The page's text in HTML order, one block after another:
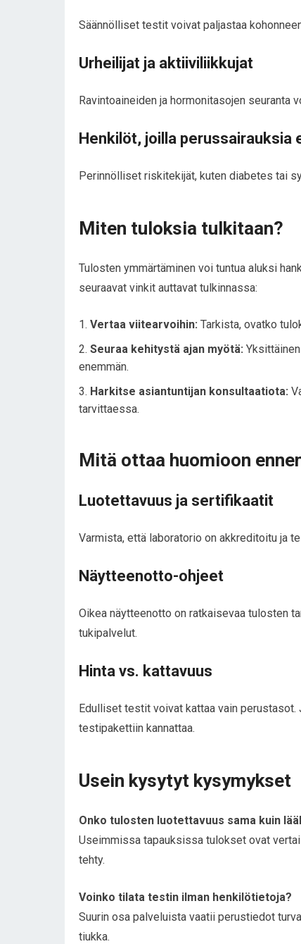
Säännölliset testit voivat paljastaa
Urheilijat ja aktiiviliikkujat
Ravintoaineiden ja hormonitasojen seuranta
Henkilöt, joilla perussairauksia
Perinnölliset riskitekijät, kuten diabetes tai
Miten tuloksia tulkitaan?
Tulosten ymmärtäminen voi tuntua aluksi
seuraavat vinkit auttavat tulkinnassa:
Vertaa viitearvoihin: Tarkista, ovatko
Seuraa kehitystä ajan myötä:
enemmän.
Harkitse asiantuntijan konsultaatiota:
tarvittaessa.
Mitä ottaa huomioon
Luotettavuus ja sertifikaatit
Varmista, että laboratorio on akkreditoitu ja
Näytteenotto-ohjeet
Oikea näytteenotto on ratkaisevaa tulosten
tukipalvelut.
Hinta vs. kattavuus
Edulliset testit voivat kattaa vain perustasot.
testipakettiin kannattaa.
Usein kysytyt kysymykset
Onko tulosten luotettavuus sama kuin
Useimmissa tapauksissa tulokset ovat
tehty.
Voinko tilata testin ilman henkilötietoja?
Suurin osa palveluista vaatii perustiedot
tiukka.